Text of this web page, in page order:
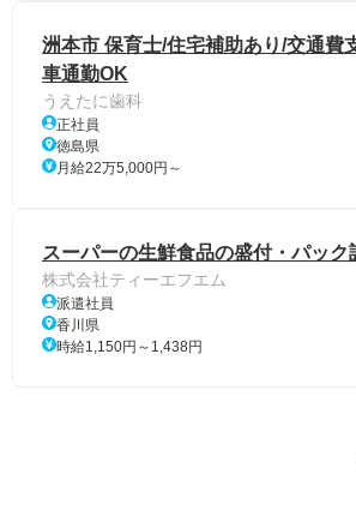
洲本市 保育士/住宅補助あり/交通費
車通勤OK
うえたに歯科
正社員
徳島県
月給22万5,000円～
スーパーの生鮮食品の盛付・パック
株式会社ティーエフエム
派遣社員
香川県
時給1,150円～1,438円